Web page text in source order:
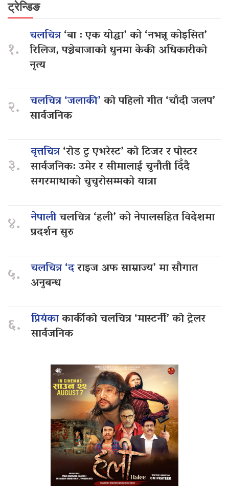
ट्रेन्डिङ
१.
चलचित्र‘बा : एक योद्धा’ को ‘नभन्नू कोइसित’
रिलिज, पञ्चेबाजाको धुनमा केकी अधिकारीको
नृत्य
२. चलचित्र ‘जलाकी’को पहिलो गीत ‘चाँदी जलप’
सार्वजनिक
३.
वृत्तचित्र‘रोड टु एभरेस्ट’ को टिजर र पोस्टर
सार्वजनिक: उमेर र सीमालाई चुनौती दिँदै
सगरमाथाको चुचुरोसम्मको यात्रा
४. नेपालीचलचित्र ‘हली’ को नेपालसहित विदेशमा
प्रदर्शन सुरु
५. चलचित्र ‘दराइज अफ साम्राज्य’ मा सौगात
अनुबन्ध
६. प्रियंकाकार्कीको चलचित्र ‘मास्टर्नी’ को ट्रेलर
सार्वजनिक